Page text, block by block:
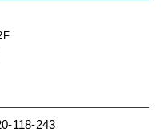
118-243